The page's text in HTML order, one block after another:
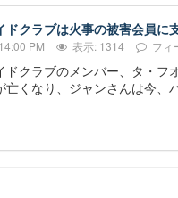
ドクラブは火事の被害会員に
PM 表示: 1314 フィ
ドクラブのメンバー、タ・フ
亡くなり、ジャンさんは今